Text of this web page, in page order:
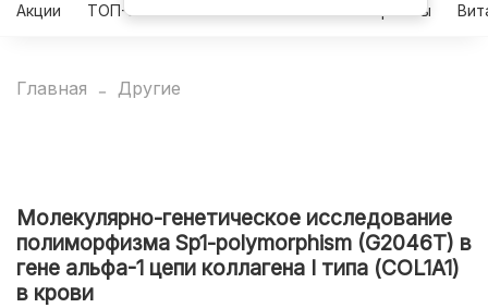
Акции
ТОП-50 Гормоны
Главная Другие
Молекулярно-генетическое исследование
полиморфизма Sp1-polymorphism (G2046T) в
гене альфа-1 цепи коллагена I типа (COL1A1)
в крови